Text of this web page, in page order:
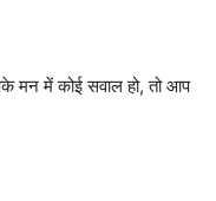
मन में कोई सवाल हो, तो आप